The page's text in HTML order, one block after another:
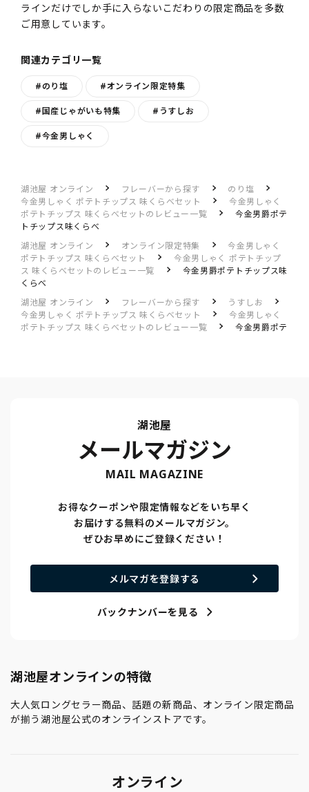
ラインだけでしか手に入らないこだわりの限定商品を多数
ご用意しています。
関連カテゴリ一覧
#のり塩 #オンライン限定特集
#国産じゃがいも特集 #うすしお
#今金男しゃく
湖池屋 オンライン フレーバーから探す
のり塩
今金男しゃく ポテトチップス 味くらべセット
今金男しゃく
ポテトチップス 味くらべセットのレビュー一覧
今金男爵ポテ
トチップス味くらべ
湖池屋 オンライン
オンライン限定特集
今金男しゃく
ポテトチップス 味くらべセット
今金男しゃく ポテトチップ
ス 味くらべセットのレビュー一覧
今金男爵ポテトチップス味
くらべ
湖池屋 オンライン
フレーバーから探す
うすしお
今金男しゃく ポテトチップス 味くらべセット
今金男しゃく
ポテトチップス 味くらべセットのレビュー一覧
今金男爵ポテ
湖池屋
メールマガジン
MAIL MAGAZINE
お得なクーポンや限定情報などをいち早く
お届けする無料のメールマガジン。
ぜひお早めにご登録ください！
メルマガを登録する
バックナンバーを見る
湖池屋オンラインの特徴
大人気ロングセラー商品、話題の新商品、オンライン限定商品
が揃う湖池屋公式のオンラインストアです。
オンライン